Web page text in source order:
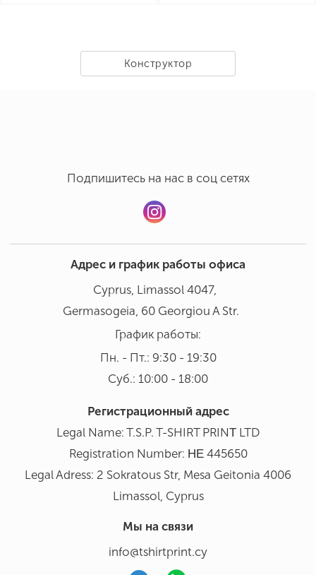
Конструктор
Подпишитесь на нас в соц сетях
Адрес и график работы офиса
Cyprus, Limassol 4047,
Germasogeia, 60 Georgiou A Str.
График работы:
Пн. - Пт.: 9:30 - 19:30
Суб.: 10:00 - 18:00
Регистрационный адрес
Legal Name: T.S.P. T-SHIRT PRINΤ LTD
Registration Number: ΗΕ 445650
Legal Adress: 2 Sokratous Str, Mesa Geitonia 4006
Limassol, Cyprus
Мы на связи
info@tshirtprint.cy